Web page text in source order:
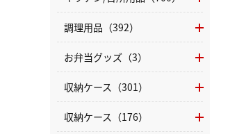
調理用品（392）
お弁当グッズ（3）
収納ケース（301）
収納ケース（176）